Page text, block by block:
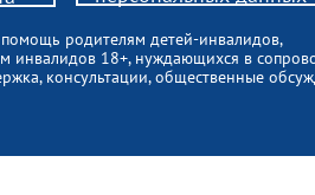
родителям детей-инвалидов,
инвалидов 18+, нуждающихся в
консультации, общественные